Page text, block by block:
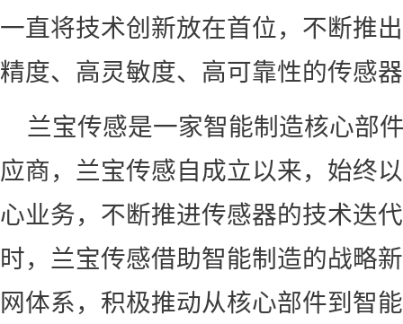
一直将技术创新放在首位，不断推
精度、高灵敏度、高可靠性的传感
兰宝传感是一家智能制造核心部
应商，兰宝传感自成立以来，始终
心业务，不断推进传感器的技术迭
时，兰宝传感借助智能制造的战略
网体系，积极推动从核心部件到智